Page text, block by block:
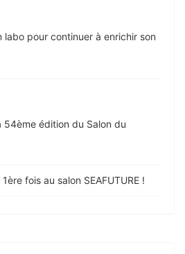
labo pour continuer à enrichir son
54ème édition du Salon du
fois au salon SEAFUTURE !